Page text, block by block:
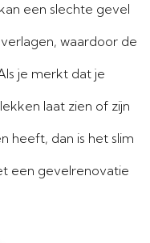
een slechte gevel
waardoor de
je merkt dat je
laat zien of zijn
heeft, dan is het slim
een gevelrenovatie